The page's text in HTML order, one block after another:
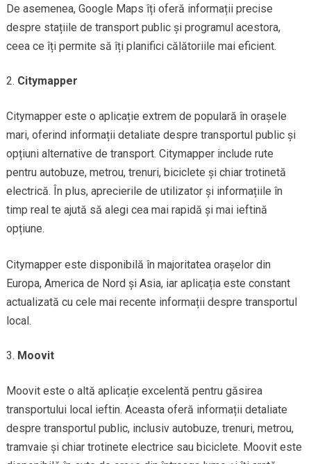
De asemenea, Google Maps îți oferă informații precise
despre stațiile de transport public și programul acestora,
ceea ce îți permite să îți planifici călătoriile mai eficient.
Citymapper
Citymapper este o aplicație extrem de populară în orașele
mari, oferind informații detaliate despre transportul public și
opțiuni alternative de transport. Citymapper include rute
pentru autobuze, metrou, trenuri, biciclete și chiar trotinetă
electrică. În plus, aprecierile de utilizator și informațiile în
timp real te ajută să alegi cea mai rapidă și mai ieftină
opțiune.
Citymapper este disponibilă în majoritatea orașelor din
Europa, America de Nord și Asia, iar aplicația este constant
actualizată cu cele mai recente informații despre transportul
local.
Moovit
Moovit este o altă aplicație excelentă pentru găsirea
transportului local ieftin. Aceasta oferă informații detaliate
despre transportul public, inclusiv autobuze, trenuri, metrou,
tramvaie și chiar trotinete electrice sau biciclete. Moovit este